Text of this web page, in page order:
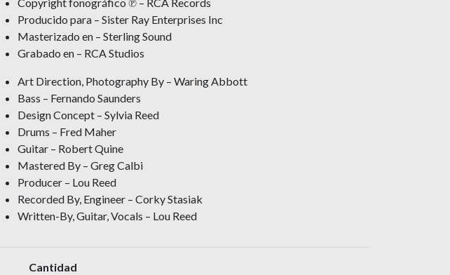
Copyright fonográfico ℗ – RCA Records
Producido para – Sister Ray Enterprises Inc
Masterizado en – Sterling Sound
Grabado en – RCA Studios
Art Direction, Photography By – Waring Abbott
Bass – Fernando Saunders
Design Concept – Sylvia Reed
Drums – Fred Maher
Guitar – Robert Quine
Mastered By – Greg Calbi
Producer – Lou Reed
Recorded By, Engineer – Corky Stasiak
Written-By, Guitar, Vocals – Lou Reed
Cantidad